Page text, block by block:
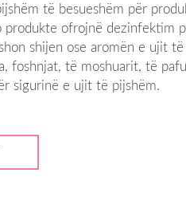
të besueshëm për
produkte ofrojnë dezinfektim
shijen ose aromën e ujit të
foshnjat, të moshuarit, të
sigurinë e ujit të pijshëm.